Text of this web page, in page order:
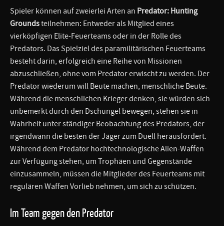
Spieler können auf zweierlei Arten an Predator: Hunting
Groundsteilnehmen: Entweder als Mitglied eines
vierköpfigen Elite-Feuerteams oder in der Rolle des
Predators. Das Spielziel des paramilitärischen Feuerteams
besteht darin, erfolgreich eine Reihe von Missionen
abzuschließen, ohne vom Predator erwischt zu werden. Der
Predator wiederum will Beute machen, menschliche Beute.
Während die menschlichen Krieger denken, sie würden sich
unbemerkt durch den Dschungel bewegen, stehen sie in
Wahrheit unter ständiger Beobachtung des Predators, der
irgendwann die besten der Jäger zum Duell herausfordert.
Während dem Predator hochtechnologische Alien-Waffen
zur Verfügung stehen, um Trophäen und Gegenstände
einzusammeln, müssen die Mitglieder des Feuerteams mit
regulären Waffen Vorlieb nehmen, um sich zu schützen.
Im Team gegen den Predator